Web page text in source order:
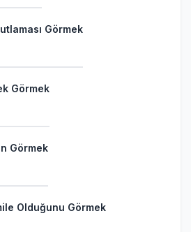
Görmek
Görmek
Görmek
Olduğunu Görmek